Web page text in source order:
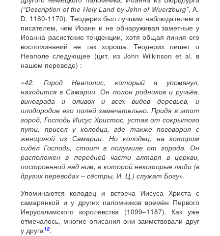
(“Description of the Holy Land by John of Wuerzburg”, A.
D. 1160-1170). Теодерих был лучшим наблюдателем и
писателем, чем Иоанн и не обнаруживал заметные у
Иоанна расистские тенденции, хотя общая линия его
воспоминаний не так хороша. Теодерих пишет о
Неаполе следующее (цит. из John Wilkinson et al. в
нашем переводе) :
«42. Город Неаполис, который я упомянул,
находится в Самарии. Он полон родников и ручьёв,
винограда и оливок и всех видов деревьев, и
плодородие его полей замечательно. Придя в этот
город, Господь Иисус Христос, устав от сокрытого
пути, присел у колодца, где также поговорил с
женщиной из Самарии. Но колодец, на котором
сидел Господь, стоит в полумиле от города. Он
расположен в передней части алтаря в церкви,
построенной над ним, в которой некоторые люди (в
других переводах – сёстры, И. Ц.) служат Богу».
Упоминаются колодец и встреча Иисуса Христа с
самарянкой и у других паломников времён Первого
Иерусалимского королевства (1099–1187). Как уже
отмечалось, многие описания они заимствовали друг
у друга12.